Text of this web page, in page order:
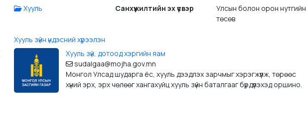
Хууль Санхүүжилтийн эх үүсвэр
Улсын болон орон нутгийн
төсөв
Хууль зүйн үндэсний хүрээлэн
Хууль зүй, дотоод хэргийн яам
sudalgaa@mojha.gov.mn
Монгол Улсад шударга ёс, хууль дээдлэх зарчмыг хэрэгжүүлж, төрөөс
хүний эрх, эрх чөлөөг хангахуйц хууль зүйн баталгааг бүрдүүлэхэд оршино.